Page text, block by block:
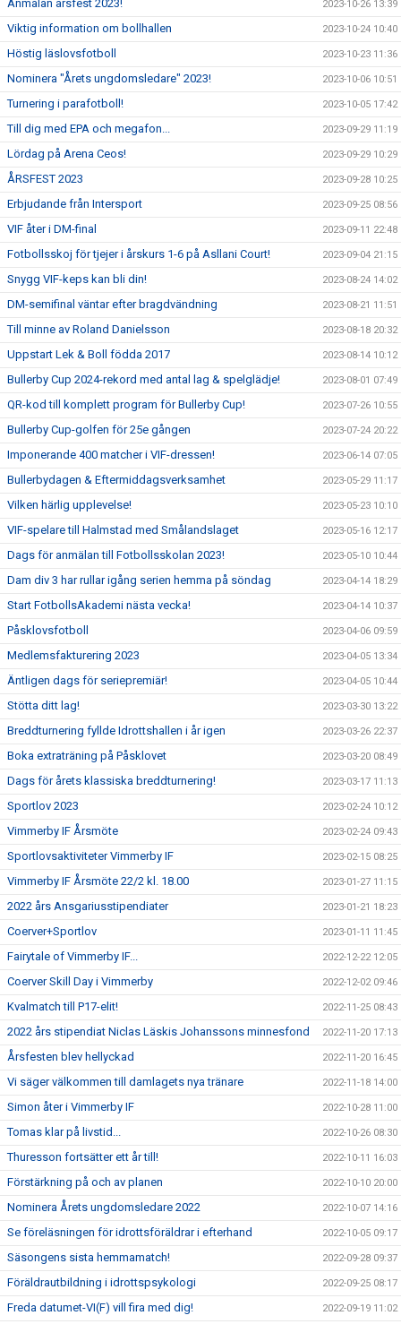
Anmälan årsfest 2023! 2023-10-26 13:39
Viktig information om bollhallen 2023-10-24 10:40
Höstig läslovsfotboll 2023-10-23 11:36
Nominera "Årets ungdomsledare" 2023! 2023-10-06 10:51
Turnering i parafotboll! 2023-10-05 17:42
Till dig med EPA och megafon... 2023-09-29 11:19
Lördag på Arena Ceos! 2023-09-29 10:29
ÅRSFEST 2023 2023-09-28 10:25
Erbjudande från Intersport 2023-09-25 08:56
VIF åter i DM-final 2023-09-11 22:48
Fotbollsskoj för tjejer i årskurs 1-6 på Asllani Court! 2023-09-04 21:15
Snygg VIF-keps kan bli din! 2023-08-24 14:02
DM-semifinal väntar efter bragdvändning 2023-08-21 11:51
Till minne av Roland Danielsson 2023-08-18 20:32
Uppstart Lek & Boll födda 2017 2023-08-14 10:12
Bullerby Cup 2024-rekord med antal lag & spelglädje! 2023-08-01 07:49
QR-kod till komplett program för Bullerby Cup! 2023-07-26 10:55
Bullerby Cup-golfen för 25e gången 2023-07-24 20:22
Imponerande 400 matcher i VIF-dressen! 2023-06-14 07:05
Bullerbydagen & Eftermiddagsverksamhet 2023-05-29 11:17
Vilken härlig upplevelse! 2023-05-23 10:10
VIF-spelare till Halmstad med Smålandslaget 2023-05-16 12:17
Dags för anmälan till Fotbollsskolan 2023! 2023-05-10 10:44
Dam div 3 har rullar igång serien hemma på söndag 2023-04-14 18:29
Start FotbollsAkademi nästa vecka! 2023-04-14 10:37
Påsklovsfotboll 2023-04-06 09:59
Medlemsfakturering 2023 2023-04-05 13:34
Äntligen dags för seriepremiär! 2023-04-05 10:44
Stötta ditt lag! 2023-03-30 13:22
Breddturnering fyllde Idrottshallen i år igen 2023-03-26 22:37
Boka extraträning på Påsklovet 2023-03-20 08:49
Dags för årets klassiska breddturnering! 2023-03-17 11:13
Sportlov 2023 2023-02-24 10:12
Vimmerby IF Årsmöte 2023-02-24 09:43
Sportlovsaktiviteter Vimmerby IF 2023-02-15 08:25
Vimmerby IF Årsmöte 22/2 kl. 18.00 2023-01-27 11:15
2022 års Ansgariusstipendiater 2023-01-21 18:23
Coerver+Sportlov 2023-01-11 11:45
Fairytale of Vimmerby IF... 2022-12-22 12:05
Coerver Skill Day i Vimmerby 2022-12-02 09:46
Kvalmatch till P17-elit! 2022-11-25 08:43
2022 års stipendiat Niclas Läskis Johanssons minnesfond 2022-11-20 17:13
Årsfesten blev hellyckad 2022-11-20 16:45
Vi säger välkommen till damlagets nya tränare 2022-11-18 14:00
Simon åter i Vimmerby IF 2022-10-28 11:00
Tomas klar på livstid... 2022-10-26 08:30
Thuresson fortsätter ett år till! 2022-10-11 16:03
Förstärkning på och av planen 2022-10-10 20:00
Nominera Årets ungdomsledare 2022 2022-10-07 14:16
Se föreläsningen för idrottsföräldrar i efterhand 2022-10-05 09:17
Säsongens sista hemmamatch! 2022-09-28 09:37
Föräldrautbildning i idrottspsykologi 2022-09-25 08:17
Freda datumet-VI(F) vill fira med dig! 2022-09-19 11:02